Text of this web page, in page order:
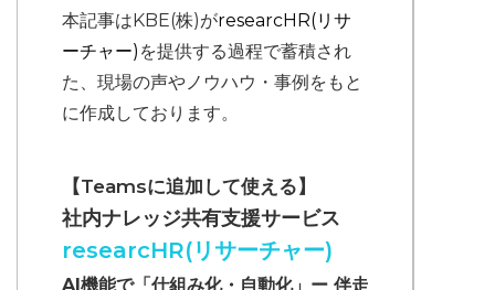
本記事はKBE(株)がresearcHR(リサ
ーチャー) を提供する過程で蓄積され
た、現場の声やノウハウ・事例をもと
に作成しております。
【Teamsに追加して使える】
社内ナレッジ共有支援サービス
researcHR(リサーチャー)
AI機能で「仕組み化・自動化」ー 伴走